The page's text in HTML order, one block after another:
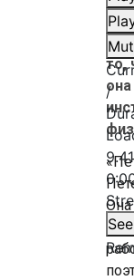
/
то,
Она